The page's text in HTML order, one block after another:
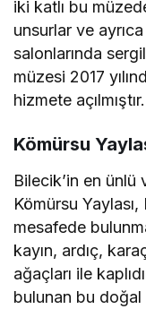
iki katlı bu
unsurlar ve
salonlarında
müzesi 2017
hizmete açılmıştır.
Kömürsu
Bilecik’in en ünlü
Kömürsu
mesafede
kayın, ardıç,
ağaçları ile
bulunan bu doğal